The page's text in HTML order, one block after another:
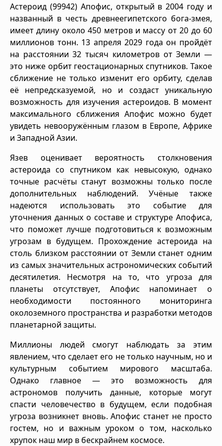
Астероид (99942) Апофис, открытый в 2004 году и
названный в честь древнеегипетского бога-змея,
имеет длину около 450 метров и массу от 20 до 60
миллионов тонн. 13 апреля 2029 года он пройдёт
на расстоянии 32 тысяч километров от Земли —
это ниже орбит геостационарных спутников. Такое
сближение не только изменит его орбиту, сделав
её непредсказуемой, но и создаст уникальную
возможность для изучения астероидов. В момент
максимального сближения Апофис можно будет
увидеть невооружённым глазом в Европе, Африке
и Западной Азии.
Язев оценивает вероятность столкновения
астероида со спутником как невысокую, однако
точные расчёты станут возможны только после
дополнительных наблюдений. Учёные также
надеются использовать это событие для
уточнения данных о составе и структуре Апофиса,
что поможет лучше подготовиться к возможным
угрозам в будущем. Прохождение астероида на
столь близком расстоянии от Земли станет одним
из самых значительных астрономических событий
десятилетия. Несмотря на то, что угроза для
планеты отсутствует, Апофис напоминает о
необходимости постоянного мониторинга
околоземного пространства и разработки методов
планетарной защиты.
Миллионы людей смогут наблюдать за этим
явлением, что сделает его не только научным, но и
культурным событием мирового масштаба.
Однако главное — это возможность для
астрономов получить данные, которые могут
спасти человечество в будущем, если подобная
угроза возникнет вновь. Апофис станет не просто
гостем, но и важным уроком о том, насколько
хрупок наш мир в бескрайнем космосе.